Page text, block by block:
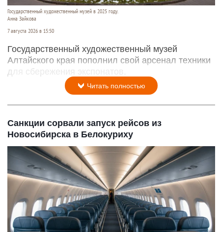
Государственный художественный музей в 2025 году.
Анна Зайкова
7 августа 2026 в 15:50
Государственный художественный музей
Алтайского края пополнил свой арсенал техники
для сбережения экспонатов.
Читать полностью
Санкции сорвали запуск рейсов из
Новосибирска в Белокуриху